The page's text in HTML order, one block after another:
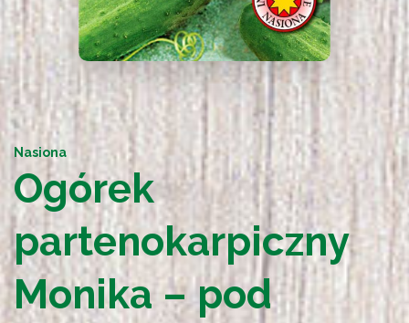
Nasiona
Ogórek
partenokarpiczny
Monika – pod